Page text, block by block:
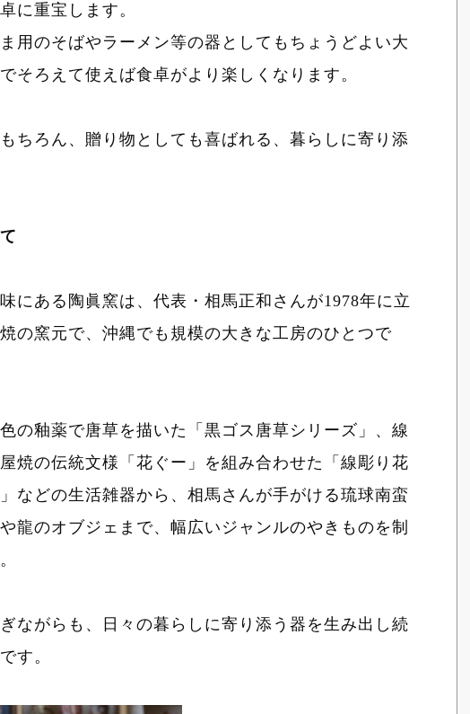
に重宝します。
用のそばやラーメン等の器としてもちょうどよい大
そろえて使えば食卓がより楽しくなります。
ちろん、贈り物としても喜ばれる、暮らしに寄り添
にある陶眞窯は、代表・相馬正和さんが1978年に立
の窯元で、沖縄でも規模の大きな工房のひとつで
の釉薬で唐草を描いた「黒ゴス唐草シリーズ」、線
焼の伝統文様「花ぐー」を組み合わせた「線彫り花
などの生活雑器から、相馬さんが手がける琉球南蛮
龍のオブジェまで、幅広いジャンルのやきものを制
ながらも、日々の暮らしに寄り添う器を生み出し続
す。